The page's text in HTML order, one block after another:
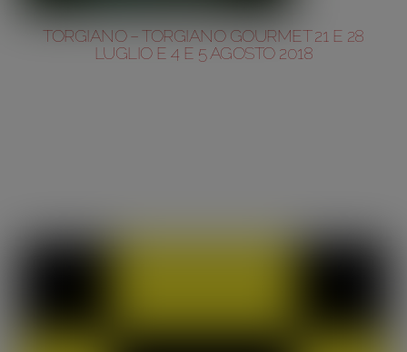
TORGIANO – TORGIANO GOURMET 21 E 28
LUGLIO E 4 E 5 AGOSTO 2018